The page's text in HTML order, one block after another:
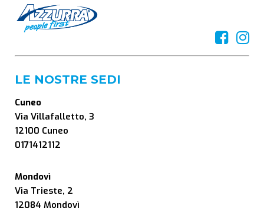
LE NOSTRE SEDI
Cuneo
Via Villafalletto, 3
12100 Cuneo
0171412112
Mondovì
Via Trieste, 2
12084 Mondovì